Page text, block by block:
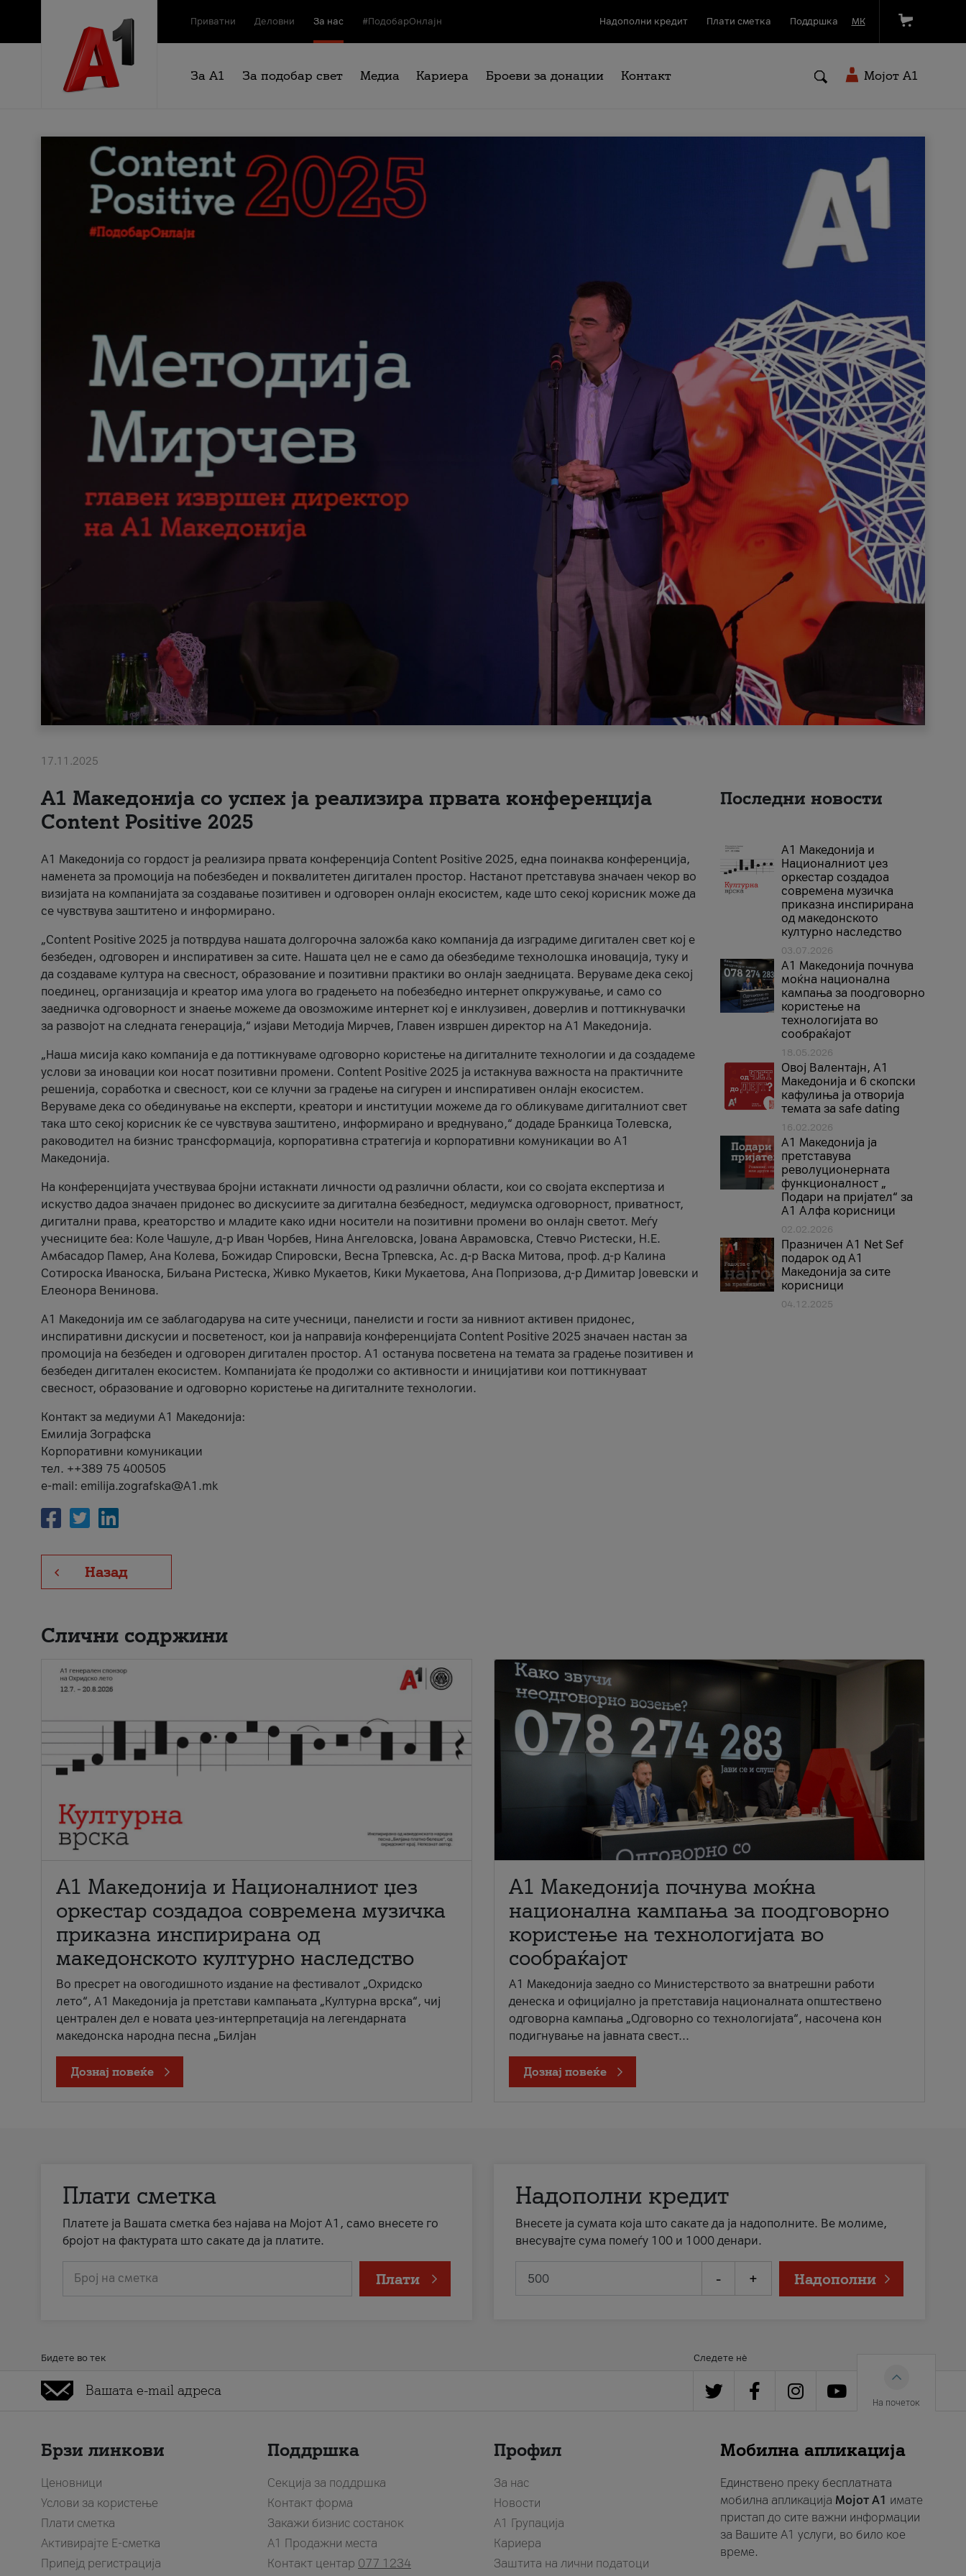
Приватни Деловни За нас #ПодобарОнлајн Надополни кредит Плати сметка Поддршка МК
За А1 За подобар свет Медиа Кариера Броеви за донации Контакт Мојот A1
17.11.2025
А1 Македонија со успех ја реализира првата конференција
Content Positive 2025
А1 Македонија со гордост ја реализира првата конференција Content Positive 2025, една поинаква конференција,
наменета за промоција на побезбеден и поквалитетен дигитален простор. Настанот претставува значаен чекор во
визијата на компанијата за создавање позитивен и одговорен онлајн екосистем, каде што секој корисник може да
се чувствува заштитено и информирано.
„Content Positive 2025 ја потврдува нашата долгорочна заложба како компанија да изградиме дигитален свет кој е
безбеден, одговорен и инспиративен за сите. Нашата цел не е само да обезбедиме технолошка иновација, туку и
да создаваме култура на свесност, образование и позитивни практики во онлајн заедницата. Веруваме дека секој
поединец, организација и креатор има улога во градењето на побезбедно интернет опкружување, и само со
заедничка одговорност и знаење можеме да овозможиме интернет кој е инклузивен, доверлив и поттикнувачки
за развојот на следната генерација,“ изјави Методија Мирчев, Главен извршен директор на А1 Македонија.
„Наша мисија како компанија е да поттикнуваме одговорно користење на дигиталните технологии и да создадеме
услови за иновации кои носат позитивни промени. Content Positive 2025 ја истакнува важноста на практичните
решенија, соработка и свесност, кои се клучни за градење на сигурен и инспиративен онлајн екосистем.
Веруваме дека со обединување на експерти, креатори и институции можеме да го обликуваме дигиталниот свет
така што секој корисник ќе се чувствува заштитено, информирано и вреднувано,“ додаде Бранкица Толевска,
раководител на бизнис трансформација, корпоративна стратегија и корпоративни комуникации во А1
Македонија.
На конференцијата учествуваа бројни истакнати личности од различни области, кои со својата експертиза и
искуство дадоа значаен придонес во дискусиите за дигитална безбедност, медиумска одговорност, приватност,
дигитални права, креаторство и младите како идни носители на позитивни промени во онлајн светот. Меѓу
учесниците беа: Коле Чашуле, д-р Иван Чорбев, Нина Ангеловска, Јована Аврамовска, Стевчо Ристески, Н.Е.
Амбасадор Памер, Ана Колева, Божидар Спировски, Весна Трпевска, Ас. д-р Васка Митова, проф. д-р Калина
Сотироска Иваноска, Биљана Ристеска, Живко Мукаетов, Кики Мукаетова, Ана Попризова, д-р Димитар Јовевски и
Елеонора Венинова.
А1 Македонија им се заблагодарува на сите учесници, панелисти и гости за нивниот активен придонес,
инспиративни дискусии и посветеност, кои ја направија конференцијата Content Positive 2025 значаен настан за
промоција на безбеден и одговорен дигитален простор. А1 останува посветена на темата за градење позитивен и
безбеден дигитален екосистем. Компанијата ќе продолжи со активности и иницијативи кои поттикнуваат
свесност, образование и одговорно користење на дигиталните технологии.
Контакт за медиуми А1 Македонија:
Емилија Зографска
Корпоративни комуникации
тел. ++389 75 400505
e-mail: emilija.zografska@A1.mk
Назад
Последни новости
А1 Македонија и
Националниот џез
оркестар создадоа
современа музичка
приказна инспирирана
од македонското
културно наследство
03.07.2026
A1 Македонија почнува
моќна национална
кампања за поодговорно
користење на
технологијата во
сообраќајот
18.05.2026
Овој Валентајн, A1
Македонија и 6 скопски
кафулиња ја отворија
темата за safe dating
16.02.2026
А1 Македонија ја
претставува
револуционерната
функционалност „
Подари на пријател“ за
А1 Алфа корисници
02.02.2026
Празничен A1 Net Sеf
подарок од А1
Македонија за сите
корисници
04.12.2025
Слични содржини
А1 Македонија и Националниот џез
оркестар создадоа современа музичка
приказна инспирирана од
македонското културно наследство
Во пресрет на овогодишното издание на фестивалот „Охридско
лето“, А1 Македонија ја претстави кампањата „Културна врска“, чиј
централен дел е новата џез-интерпретација на легендарната
македонска народна песна „Билјан
Дознај повеќе
A1 Македонија почнува моќна
национална кампања за поодговорно
користење на технологијата во
сообраќајот
A1 Македонија заедно со Министерството за внатрешни работи
денеска и официјално ја претставија националната општествено
одговорна кампања „Одговорно со технологијата“, насочена кон
подигнување на јавната свест...
Дознај повеќе
Плати сметка
Платете ја Вашата сметка без најава на Мојот А1, само внесете го
бројот на фактурата што сакате да ја платите.
Број на сметка Плати
Надополни кредит
Внесете ја сумата која што сакате да ја надополните. Ве молиме,
внесувајте сума помеѓу 100 и 1000 денари.
- + Надополни
Бидете во тек Следете нè
На почеток
Брзи линкови
Ценовници
Услови за користење
Плати сметка
Активирајте Е-сметка
Припејд регистрација
Поддршка
Секција за поддршка
Контакт форма
Закажи бизнис состанок
A1 Продажни места
Контакт центар 077 1234
Профил
За нас
Новости
А1 Групација
Кариера
Заштита на лични податоци
Мобилна апликација
Единствено преку бесплатната
мобилна апликација Мојот A1 имате
пристап до сите важни информации
за Вашите A1 услуги, во било кое
време.